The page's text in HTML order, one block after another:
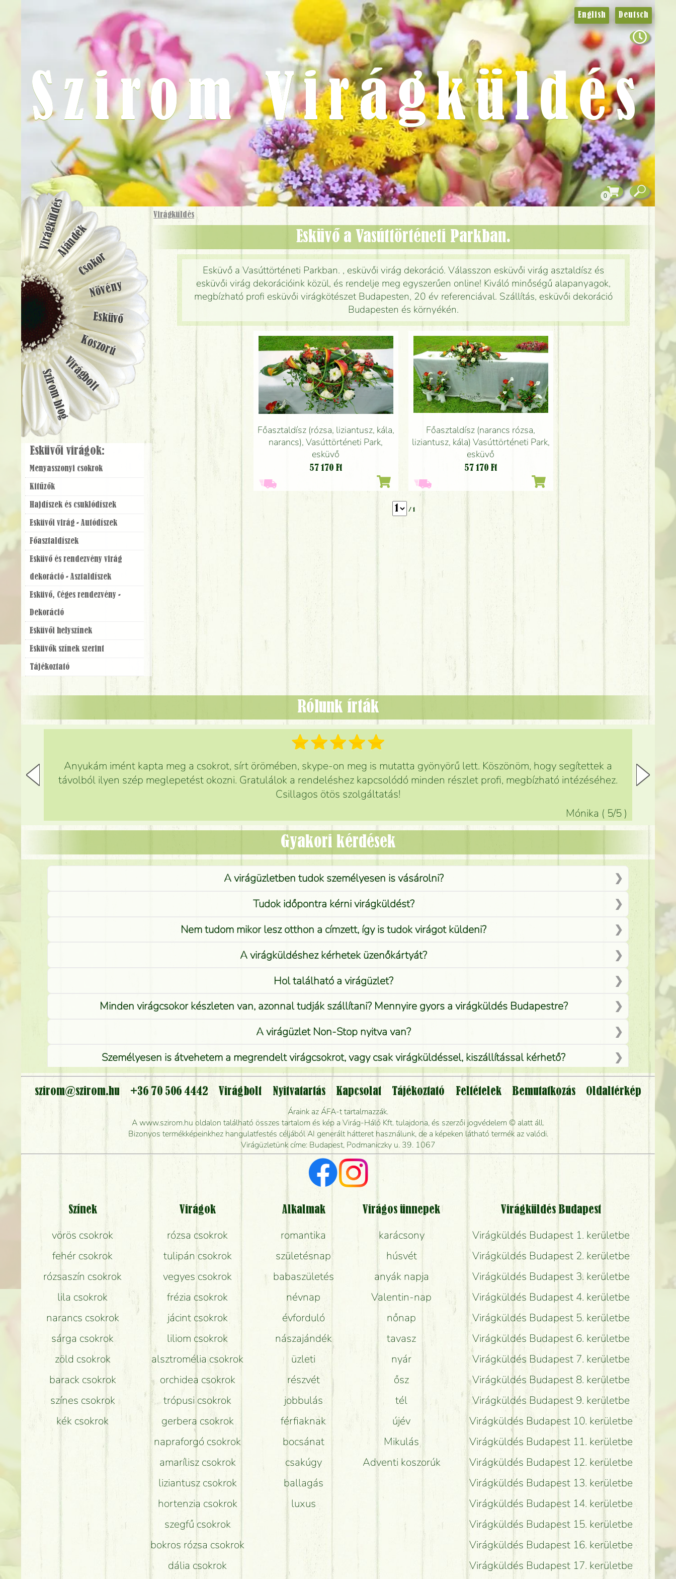
Virágküldés
Esküvő a Vasúttörténeti Parkban.
Esküvő a Vasúttörténeti Parkban. , esküvői virág dekoráció. Válasszon esküvői virág asztaldísz és
esküvői virág dekorációink közül, és rendelje meg egyszerűen online! Kiváló minőségű alapanyagok,
megbízható profi esküvői virágkötészet Budapesten, 20 év referenciával. Szállítás, esküvői dekoráció
Budapesten és környékén.
Főasztaldísz (rózsa, liziantusz, kála,
narancs), Vasúttörténeti Park,
esküvő
57 170 Ft
Főasztaldísz (narancs rózsa,
liziantusz, kála) Vasúttörténeti Park,
esküvő
57 170 Ft
/ 1
English Deutsch
Szirom Virágküldés
0
VirágküldésAjándék
Csokor
Növény
Esküvő
Koszorú
Virágbolt
Szirom blog
Esküvői virágok:
Menyasszonyi csokrok
Kitűzők
Hajdíszek és csuklódíszek
Esküvői virág - Autódíszek
Főasztaldíszek
Esküvő és rendezvény virág
dekoráció - Asztaldíszek
Esküvő, Céges rendezvény -
Dekoráció
Esküvői helyszínek
Esküvők színek szerint
Tájékoztató
Rólunk írták
Anyukám imént kapta meg a csokrot, sírt örömében, skype-on meg is mutatta gyönyörű lett. Köszönöm, hogy segítettek a
távolból ilyen szép meglepetést okozni. Gratulálok a rendeléshez kapcsolódó minden részlet profi, megbízható intézéséhez.
Csillagos ötös szolgáltatás!
Mónika ( 5/5 )
Gyakori kérdések
A virágüzletben tudok személyesen is vásárolni?
Tudok időpontra kérni virágküldést?
Nem tudom mikor lesz otthon a címzett, így is tudok virágot küldeni?
A virágküldéshez kérhetek üzenőkártyát?
Hol található a virágüzlet?
Minden virágcsokor készleten van, azonnal tudják szállítani? Mennyire gyors a virágküldés Budapestre?
A virágüzlet Non-Stop nyitva van?
Személyesen is átvehetem a megrendelt virágcsokrot, vagy csak virágküldéssel, kiszállítással kérhető?
Vidékre is lehet rendelni?
Meddig rendelhetek virágküldést úgy, hogy még ma kiszállítsák?
Mennyire gyorsan tudják elkészíteni a csokrot, és mikor tudják leghamarabb kiszállítani?
Vörös rózsát keresek, van önöknél?
Milyen visszajelzést kapok a virágküldésről?
Tényleg azt kapom, ami a képen van?
Mit kell tudni a virágcsokrok szállításáról?
Hogy marad a lehető legtovább friss a csokor?
Tudok adventi koszorút vásárolni boltban?
szirom@szirom.hu +36 70 506 4442 Virágbolt Nyitvatartás Kapcsolat Tájékoztató Feltételek Bemutatkozás
Oldaltérkép
Áraink az ÁFA-t tartalmazzák.
A www.szirom.hu oldalon található összes tartalom és kép a Virág-Háló Kft. tulajdona, és szerzői jogvédelem © alatt áll.
Bizonyos termékképeinkhez hangulatfestés céljából AI generált hátteret használunk, de a képeken látható termék az valódi.
Virágüzletünk címe: Budapest, Podmaniczky u. 39. 1067
Színek
vörös csokrok
fehér csokrok
rózsaszín csokrok
lila csokrok
narancs csokrok
sárga csokrok
zöld csokrok
barack csokrok
színes csokrok
kék csokrok
Virágok
rózsa csokrok
tulipán csokrok
vegyes csokrok
frézia csokrok
jácint csokrok
liliom csokrok
alsztromélia csokrok
orchidea csokrok
trópusi csokrok
gerbera csokrok
napraforgó csokrok
amarílisz csokrok
liziantusz csokrok
hortenzia csokrok
szegfű csokrok
bokros rózsa csokrok
dália csokrok
Alkalmak
romantika
születésnap
babaszületés
névnap
évforduló
nászajándék
üzleti
részvét
jobbulás
férfiaknak
bocsánat
csakúgy
ballagás
luxus
Virágos ünnepek
karácsony
húsvét
anyák napja
Valentin-nap
nőnap
tavasz
nyár
ősz
tél
újév
Mikulás
Adventi koszorúk
Virágküldés Budapest
Virágküldés Budapest 1. kerületbe
Virágküldés Budapest 2. kerületbe
Virágküldés Budapest 3. kerületbe
Virágküldés Budapest 4. kerületbe
Virágküldés Budapest 5. kerületbe
Virágküldés Budapest 6. kerületbe
Virágküldés Budapest 7. kerületbe
Virágküldés Budapest 8. kerületbe
Virágküldés Budapest 9. kerületbe
Virágküldés Budapest 10. kerületbe
Virágküldés Budapest 11. kerületbe
Virágküldés Budapest 12. kerületbe
Virágküldés Budapest 13. kerületbe
Virágküldés Budapest 14. kerületbe
Virágküldés Budapest 15. kerületbe
Virágküldés Budapest 16. kerületbe
Virágküldés Budapest 17. kerületbe